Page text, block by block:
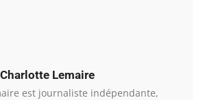
Charlotte Lemaire
est journaliste indépendante,